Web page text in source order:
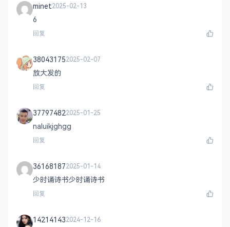
minet2025-02-13
6
回复
380431752025-02-07
放大发的
回复
377974822025-01-25
naluikjghgg
回复
361681872025-01-14
少时诵诗书少时诵诗书
回复
142141432024-12-16